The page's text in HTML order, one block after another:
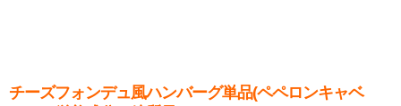
チーズフォンデュ風ハンバーグ単品(ペペロンキャベ